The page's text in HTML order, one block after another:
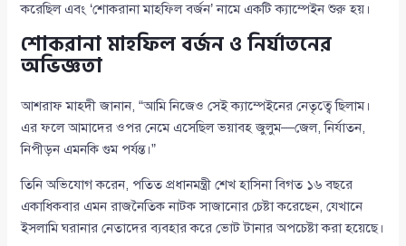
করেছিল এবং ‘শোকরানা মাহফিল বর্জন’ নামে একটি ক্যাম্পেইন শুরু হয়।
শোকরানা মাহফিল বর্জন ও নির্যাতনের
অভিজ্ঞতা
আশরাফ মাহদী জানান, “আমি নিজেও সেই ক্যাম্পেইনের নেতৃত্বে ছিলাম।
এর ফলে আমাদের ওপর নেমে এসেছিল ভয়াবহ জুলুম—জেল, নির্যাতন,
নিপীড়ন এমনকি গুম পর্যন্ত।”
তিনি অভিযোগ করেন, পতিত প্রধানমন্ত্রী শেখ হাসিনা বিগত ১৬ বছরে
একাধিকবার এমন রাজনৈতিক নাটক সাজানোর চেষ্টা করেছেন, যেখানে
ইসলামি ঘরানার নেতাদের ব্যবহার করে ভোট টানার অপচেষ্টা করা হয়েছে।